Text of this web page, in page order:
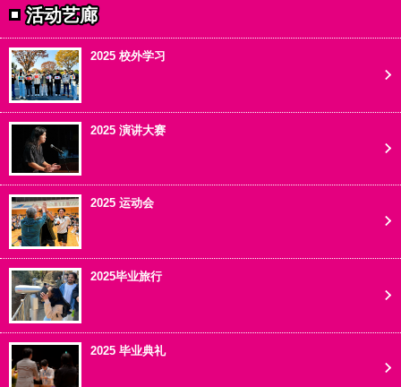
活动艺廊
2025 校外学习
2025 演讲大赛
2025 运动会
2025毕业旅行
2025 毕业典礼